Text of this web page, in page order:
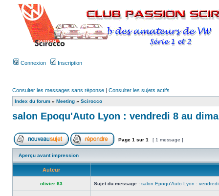
Connexion Inscription
Consulter les messages sans réponse | Consulter les sujets actifs
Index du forum » Meeting » Scirocco
salon Epoqu'Auto Lyon : vendredi 8 au
Page 1 sur 1 [ 1 message ]
Aperçu avant impression
Auteur
olivier 63 Sujet du message : salon Epoqu'Auto Lyon :